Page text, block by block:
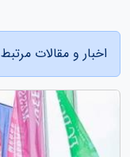
اخبار و مقالات مرتبط